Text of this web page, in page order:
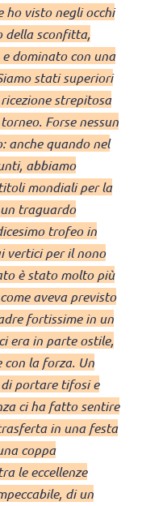
ho visto negli occhi
della sconfitta,
dominato con una
stati superiori
strepitosa
Forse nessun
anche quando nel
abbiamo
mondiali per la
traguardo
trofeo in
vertici per il nono
è stato molto più
aveva previsto
fortissime in un
era in parte ostile,
con la forza. Un
portare tifosi e
ci ha fatto sentire
in una festa
coppa
le eccellenze
di un